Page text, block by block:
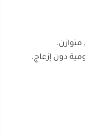
الحساسة للحرارة.